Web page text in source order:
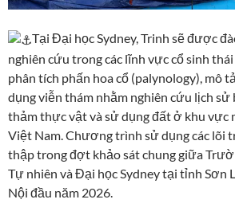
Tại Đại học Sydney, Trinh sẽ được
nghiên cứu trong các lĩnh vực cổ sinh
phân tích phấn hoa cổ (palynology), mô
dụng viễn thám nhằm nghiên cứu lịch
thảm thực vật và sử dụng đất ở khu vực
Việt Nam. Chương trình sử dụng các lõi
thập trong đợt khảo sát chung giữa
Tự nhiên và Đại học Sydney tại tỉnh Sơn
Nội đầu năm 2026.